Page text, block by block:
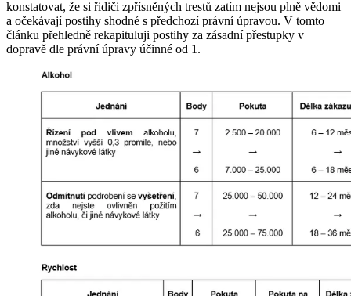
konstatovat, že si řidiči zpřísněných trestů zatím nejsou plně vědomi
a očekávají postihy shodné s předchozí právní úpravou. V tomto
článku přehledně rekapituluji postihy za zásadní přestupky v
dopravě dle právní úpravy účinné od 1.